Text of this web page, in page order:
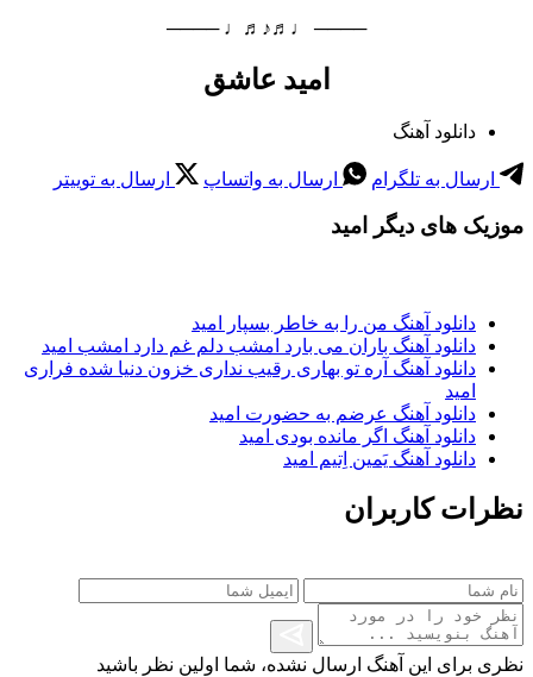
──── ♩♬♪♬♩ ────
امید عاشق
دانلود آهنگ
ارسال به تلگرام ارسال به واتساپ ارسال به توییتر
موزیک های دیگر امید
دانلود آهنگ من را به خاطر بسپار امید
دانلود آهنگ باران می بارد امشب دلم غم دارد امشب امید
دانلود آهنگ آره تو بهاری رقیب نداری خزون دنیا شده فراری
امید
دانلود آهنگ عرضم به حضورت امید
دانلود آهنگ اگر مانده بودی امید
دانلود آهنگ یَمین اِتیم امید
نظرات کاربران
نظری برای این آهنگ ارسال نشده، شما اولین نظر باشید